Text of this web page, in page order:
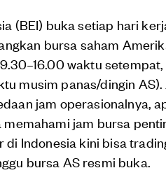
(BEI) buka setiap hari
bursa saham
waktu
musim panas/dingin
jam operasionalnya,
jam bursa
di Indonesia kini bisa
bursa AS resmi buka.